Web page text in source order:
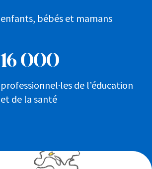
enfants, bébés et mamans
16 000
professionnel·les de l’éducation
et de la santé